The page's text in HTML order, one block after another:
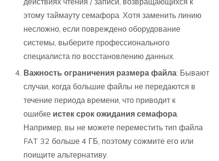
этому таймауту семафора. Хотя заменить линию
несложно, если повреждено оборудование
системы, выберите профессионального
специалиста по восстановлению данных.
Важность ограничения размера файла: Бывают
случаи, когда большие файлы не передаются в
течение периода времени, что приводит к
ошибке истек срок ожидания семафора.
Например, вы не можете переместить тип файла
FAT 32 больше 4 ГБ, поэтому сожмите его или
поищите альтернативу.